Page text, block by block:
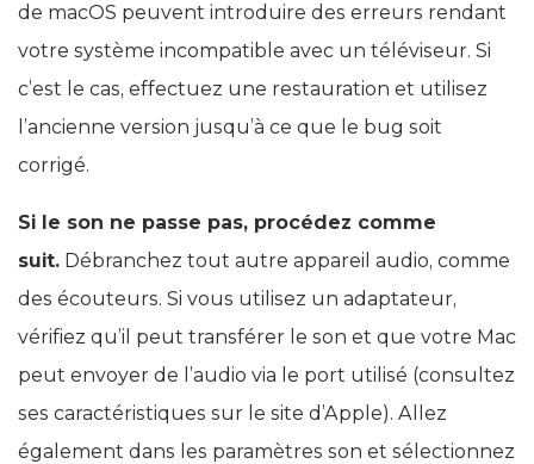
de macOS peuvent introduire des erreurs rendant
votre système incompatible avec un téléviseur. Si
c’est le cas, effectuez une restauration et utilisez
l’ancienne version jusqu’à ce que le bug soit
corrigé.
Si le son ne passe pas, procédez comme
suit. Débranchez tout autre appareil audio, comme
des écouteurs. Si vous utilisez un adaptateur,
vérifiez qu’il peut transférer le son et que votre Mac
peut envoyer de l’audio via le port utilisé (consultez
ses caractéristiques sur le site d’Apple). Allez
également dans les paramètres son et sélectionnez